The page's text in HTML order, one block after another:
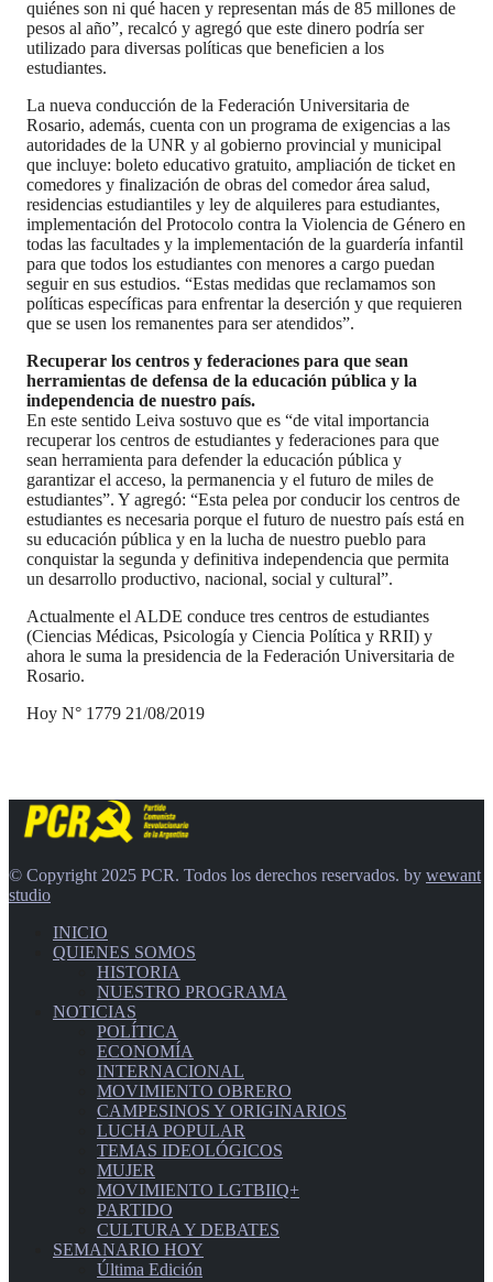
quiénes son ni qué hacen y representan más de 85 millones de
pesos al año”, recalcó y agregó que este dinero podría ser
utilizado para diversas políticas que beneficien a los
estudiantes.
La nueva conducción de la Federación Universitaria de
Rosario, además, cuenta con un programa de exigencias a las
autoridades de la UNR y al gobierno provincial y municipal
que incluye: boleto educativo gratuito, ampliación de ticket en
comedores y finalización de obras del comedor área salud,
residencias estudiantiles y ley de alquileres para estudiantes,
implementación del Protocolo contra la Violencia de Género en
todas las facultades y la implementación de la guardería infantil
para que todos los estudiantes con menores a cargo puedan
seguir en sus estudios. “Estas medidas que reclamamos son
políticas específicas para enfrentar la deserción y que requieren
que se usen los remanentes para ser atendidos”.
Recuperar los centros y federaciones para que sean
herramientas de defensa de la educación pública y la
independencia de nuestro país.
En este sentido Leiva sostuvo que es “de vital importancia
recuperar los centros de estudiantes y federaciones para que
sean herramienta para defender la educación pública y
garantizar el acceso, la permanencia y el futuro de miles de
estudiantes”. Y agregó: “Esta pelea por conducir los centros de
estudiantes es necesaria porque el futuro de nuestro país está en
su educación pública y en la lucha de nuestro pueblo para
conquistar la segunda y definitiva independencia que permita
un desarrollo productivo, nacional, social y cultural”.
Actualmente el ALDE conduce tres centros de estudiantes
(Ciencias Médicas, Psicología y Ciencia Política y RRII) y
ahora le suma la presidencia de la Federación Universitaria de
Rosario.
Hoy N° 1779 21/08/2019
© Copyright 2025 PCR. Todos los derechos reservados. by wewant
studio
INICIO
QUIENES SOMOS
HISTORIA
NUESTRO PROGRAMA
NOTICIAS
POLÍTICA
ECONOMÍA
INTERNACIONAL
MOVIMIENTO OBRERO
CAMPESINOS Y ORIGINARIOS
LUCHA POPULAR
TEMAS IDEOLÓGICOS
MUJER
MOVIMIENTO LGTBIIQ+
PARTIDO
CULTURA Y DEBATES
SEMANARIO HOY
Última Edición